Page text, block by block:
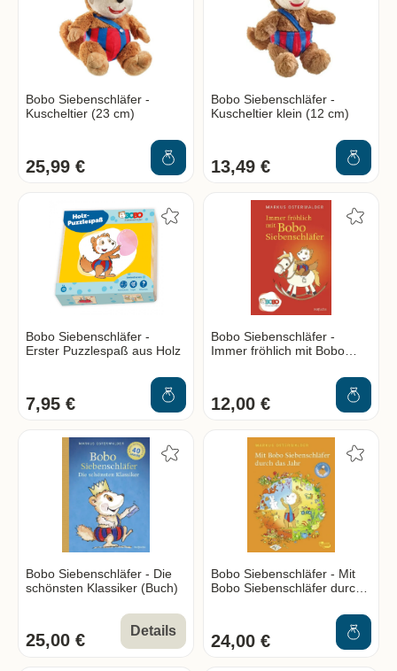
Bobo Siebenschläfer -
Kuscheltier (23 cm)
25,99 €
Bobo Siebenschläfer -
Kuscheltier klein (12 cm)
13,49 €
Bobo Siebenschläfer -
Erster Puzzlespaß aus Holz
7,95 €
Bobo Siebenschläfer -
Immer fröhlich mit Bobo
12,00 €
Bobo Siebenschläfer - Die
schönsten Klassiker (Buch)
25,00 € Details
Bobo Siebenschläfer - Mit
Bobo Siebenschläfer durch
24,00 €